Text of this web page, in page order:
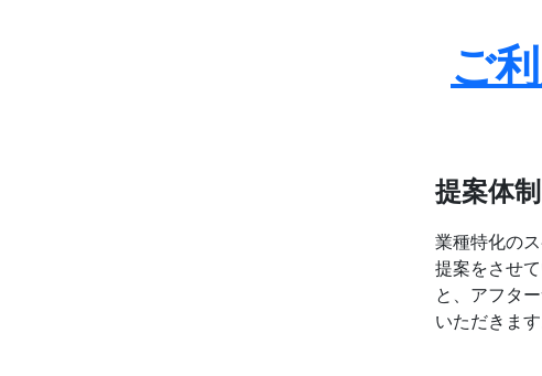
ご
提案体制
業種特化の
提案をさせ
と、アフタ
いただきます